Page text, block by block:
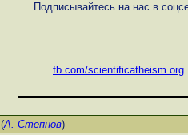
Подписывайтесь на нас в
fb.com/scientificatheism.org
(А. Степнов)